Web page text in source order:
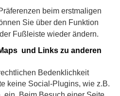
beim erstmaligen
Sie über den Funktion
Fußleiste wieder ändern.
und Links zu anderen
Bedenklichkeit
keine Social-Plugins, wie z.B.